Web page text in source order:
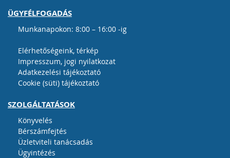
ÜGYFÉLFOGADÁS
Munkanapokon: 8:00 – 16:00 -ig
Elérhetőségeink, térkép
Impresszum, jogi nyilatkozat
Adatkezelési tájékoztató
Cookie (süti) tájékoztató
SZOLGÁLTATÁSOK
Könyvelés
Bérszámfejtés
Üzletviteli tanácsadás
Ügyintézés